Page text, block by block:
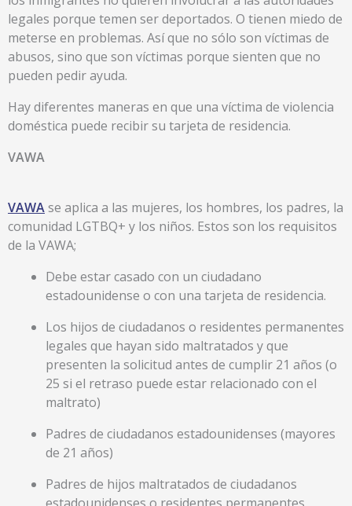
legales porque temen ser deportados. O tienen miedo de
meterse en problemas. Así que no sólo son víctimas de
abusos, sino que son víctimas porque sienten que no
pueden pedir ayuda.
Hay diferentes maneras en que una víctima de violencia
doméstica puede recibir su tarjeta de residencia.
VAWA
VAWAse aplica a las mujeres, los hombres, los padres, la
comunidad LGTBQ+ y los niños. Estos son los requisitos
de la VAWA;
Debe estar casado con un ciudadano
estadounidense o con una tarjeta de residencia.
Los hijos de ciudadanos o residentes permanentes
legales que hayan sido maltratados y que
presenten la solicitud antes de cumplir 21 años (o
25 si el retraso puede estar relacionado con el
maltrato)
Padres de ciudadanos estadounidenses (mayores
de 21 años)
Padres de hijos maltratados de ciudadanos